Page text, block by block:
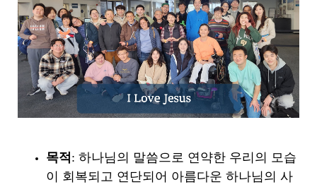
목적 : 하나님의 말씀으로 연약한 우리의 모습
이 회복되고 연단되어 아름다운 하나님의 사